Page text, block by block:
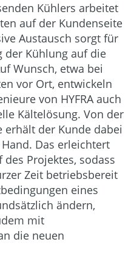
Kühlers arbeitet
auf der Kundenseite
Austausch sorgt für
der Kühlung auf die
Wunsch, etwa bei
vor Ort, entwickeln
von HYFRA auch
Kältelösung. Von der
erhält der Kunde dabei
Das erleichtert
Projektes, sodass
Zeit betriebsbereit
eines
ändern,
mit
die neuen